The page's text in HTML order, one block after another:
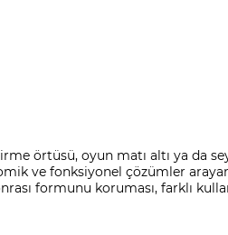
örtüsü, oyun matı altı ya da
ve fonksiyonel çözümler
formunu koruması, farklı